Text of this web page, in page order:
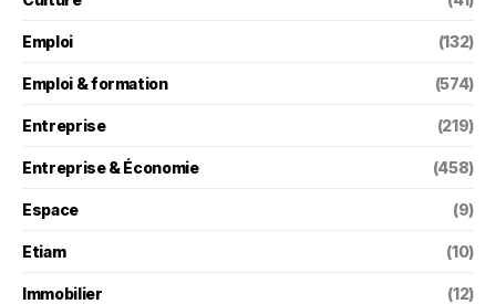
Emploi (132)
Emploi & formation (574)
Entreprise (219)
Entreprise & Économie (458)
Espace (9)
Etiam (10)
Immobilier (12)